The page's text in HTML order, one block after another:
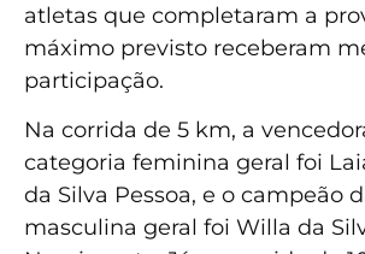
atletas que completaram a
máximo previsto receberam
participação.
Na corrida de 5 km, a
categoria feminina geral foi
da Silva Pessoa, e o campeão
masculina geral foi Willa da